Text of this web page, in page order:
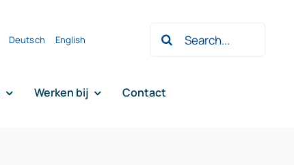
Deutsch English
Zoeken
naar:
Werken bij Contact